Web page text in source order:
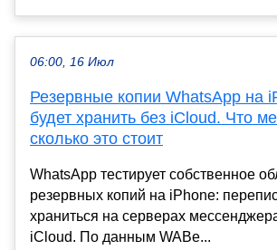
06:00, 16 Июл
Резервные копии WhatsApp на
будет хранить без iCloud. Что
сколько это стоит
WhatsApp тестирует собственное
резервных копий на iPhone:
храниться на серверах
iCloud. По данным WABe...